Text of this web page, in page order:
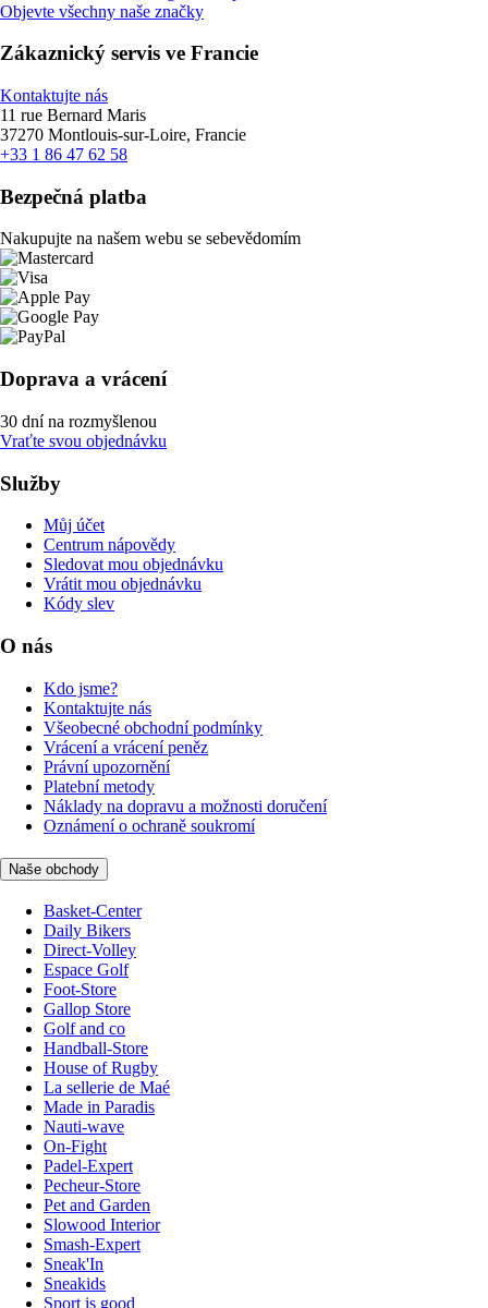
Objevte všechny naše značky
Zákaznický servis ve Francie
Kontaktujte nás
11 rue Bernard Maris
37270 Montlouis-sur-Loire, Francie
+33 1 86 47 62 58
Bezpečná platba
Nakupujte na našem webu se sebevědomím
Doprava a vrácení
30 dní na rozmyšlenou
Vraťte svou objednávku
Služby
Můj účet
Centrum nápovědy
Sledovat mou objednávku
Vrátit mou objednávku
Kódy slev
O nás
Kdo jsme?
Kontaktujte nás
Všeobecné obchodní podmínky
Vrácení a vrácení peněz
Právní upozornění
Platební metody
Náklady na dopravu a možnosti doručení
Oznámení o ochraně soukromí
Naše obchody
Basket-Center
Daily Bikers
Direct-Volley
Espace Golf
Foot-Store
Gallop Store
Golf and co
Handball-Store
House of Rugby
La sellerie de Maé
Made in Paradis
Nauti-wave
On-Fight
Padel-Expert
Pecheur-Store
Pet and Garden
Slowood Interior
Smash-Expert
Sneak'In
Sneakids
Sport is good